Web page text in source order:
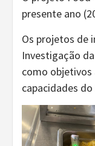
presente ano
Os projetos de
Investigação
como objetivos
capacidades